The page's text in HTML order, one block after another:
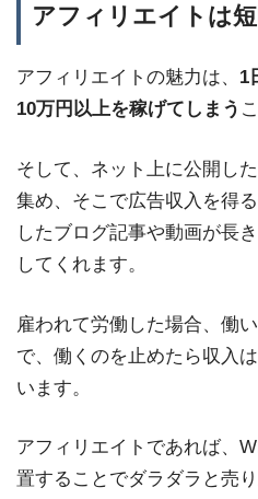
アフィリエイトは
アフィリエイトの魅力は、 1
10万円以上を稼げてしまう
そして、ネット上に公開し
集め、そこで広告収入を得
したブログ記事や動画が長
してくれます。
雇われて労働した場合、働
で、働くのを止めたら収入
います。
アフィリエイトであれば、
置することでダラダラと売